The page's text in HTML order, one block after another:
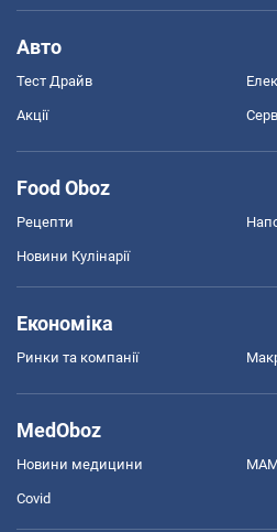
Авто
Тест Драйв
Акції
Food Oboz
Рецепти
Новини Кулінарії
Економіка
Ринки та компанії
MedOboz
Новини медицини
Covid